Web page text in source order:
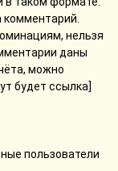
нельзя
даны
можно
будет ссылка]
пользователи